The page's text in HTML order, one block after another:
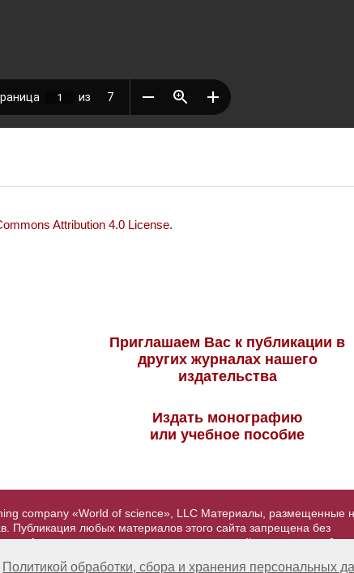
Политикой обработки, сбора и хранения персональных
Attribution 4.0 License.
Приглашаем Вас к публикации в
других журналах нашего
издательства
Издать монографию
или учебное пособие
company «World of science», LLC Материалы, размещенные
Публикация любых материалов этого сайта запрещена без
Авторские права на размещенные на сайте научные